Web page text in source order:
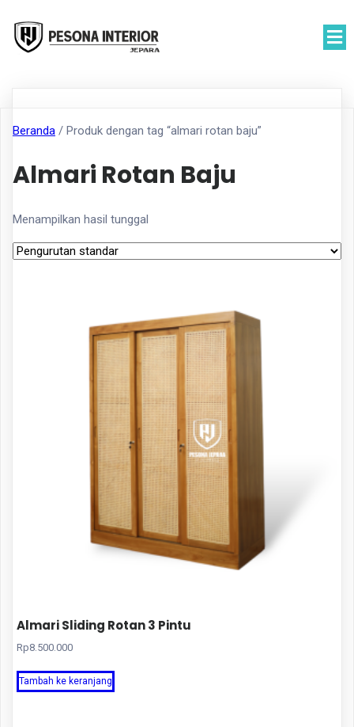
Beranda / Produk dengan tag “almari rotan baju”
Almari Rotan Baju
Menampilkan hasil tunggal
Almari Sliding Rotan 3 Pintu
Rp8.500.000
Tambah ke keranjang